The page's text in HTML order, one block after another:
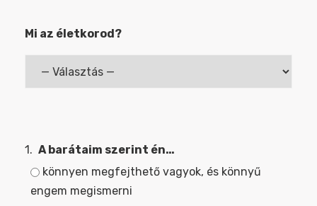
Mi az életkorod?
1. A barátaim szerint én…
könnyen megfejthető vagyok, és könnyű
engem megismerni